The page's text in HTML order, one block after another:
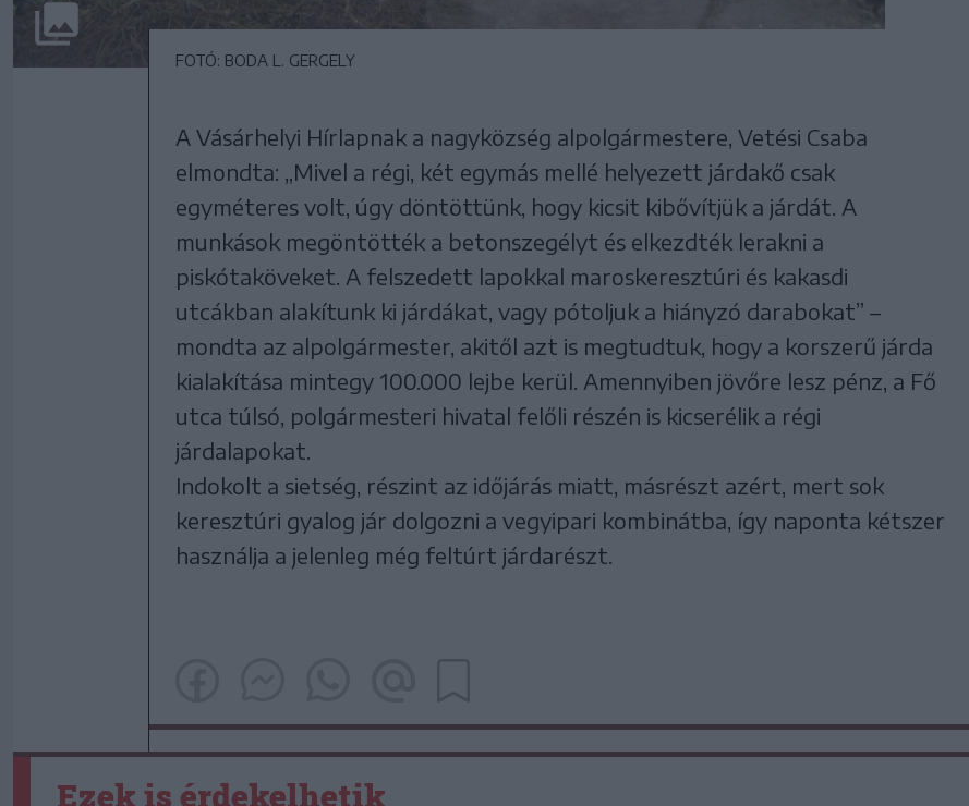
FOTÓ: BODA L. GERGELY
A Vásárhelyi Hírlapnak a nagyközség alpolgármestere, Vetési Csaba
elmondta: „Mivel a régi, két egymás mellé helyezett járdakő csak
egyméteres volt, úgy döntöttünk, hogy kicsit kibővítjük a járdát. A
munkások megöntötték a betonszegélyt és elkezdték lerakni a
piskótaköveket. A felszedett lapokkal maroskeresztúri és kakasdi
utcákban alakítunk ki járdákat, vagy pótoljuk a hiányzó darabokat” –
mondta az alpolgármester, akitől azt is megtudtuk, hogy a korszerű járda
kialakítása mintegy 100.000 lejbe kerül. Amennyiben jövőre lesz pénz, a Fő
utca túlsó, polgármesteri hivatal felőli részén is kicserélik a régi
járdalapokat.
Indokolt a sietség, részint az időjárás miatt, másrészt azért, mert sok
keresztúri gyalog jár dolgozni a vegyipari kombinátba, így naponta kétszer
használja a jelenleg még feltúrt járdarészt.
Ezek is érdekelhetik